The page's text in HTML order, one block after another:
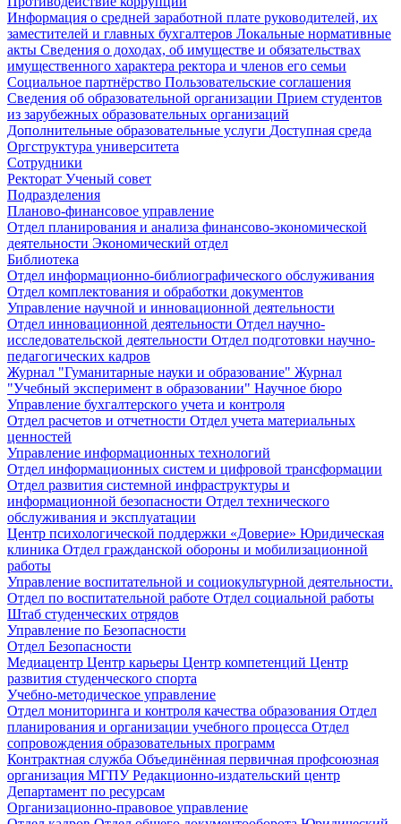
Информация о средней заработной плате руководителей, их
заместителей и главных бухгалтеров Локальные нормативные
акты Сведения о доходах, об имуществе и обязательствах
имущественного характера ректора и членов его семьи
Социальное партнёрство Пользовательские соглашения
Сведения об образовательной организации Прием студентов
из зарубежных образовательных организаций
Дополнительные образовательные услуги Доступная среда
Оргструктура университета
Сотрудники
Ректорат Ученый совет
Подразделения
Планово-финансовое управление
Отдел планирования и анализа финансово-экономической
деятельности Экономический отдел
Библиотека
Отдел информационно-библиографического обслуживания
Отдел комплектования и обработки документов
Управление научной и инновационной деятельности
Отдел инновационной деятельности Отдел научно-
исследовательской деятельности Отдел подготовки научно-
педагогических кадров
Журнал "Гуманитарные науки и образование" Журнал
"Учебный эксперимент в образовании" Научное бюро
Управление бухгалтерского учета и контроля
Отдел расчетов и отчетности Отдел учета материальных
ценностей
Управление информационных технологий
Отдел информационных систем и цифровой трансформации
Отдел развития системной инфраструктуры и
информационной безопасности Отдел технического
обслуживания и эксплуатации
Центр психологической поддержки «Доверие» Юридическая
клиника Отдел гражданской обороны и мобилизационной
работы
Управление воспитательной и социокультурной деятельности.
Отдел по воспитательной работе Отдел социальной работы
Штаб студенческих отрядов
Управление по Безопасности
Отдел Безопасности
Медиацентр Центр карьеры Центр компетенций Центр
развития студенческого спорта
Учебно-методическое управление
Отдел мониторинга и контроля качества образования Отдел
планирования и организации учебного процесса Отдел
сопровождения образовательных программ
Контрактная служба Объединённая первичная профсоюзная
организация МГПУРедакционно-издательский центр
Департамент по ресурсам
Организационно-правовое управление